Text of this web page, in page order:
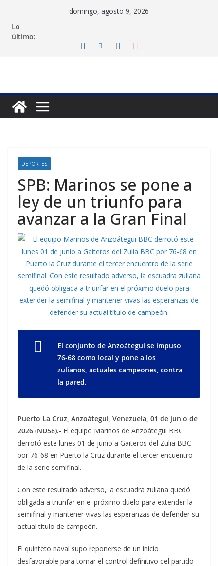
contenido
domingo, agosto 9, 2026
Lo
último:
DEPORTES
SPB: Marinos se pone a
ley de un triunfo para
avanzar a la Gran Final
El conjunto de Anzoátegui se impuso
76-68 como local y pone a los
zulianos, actuales campeones, contra
la pared.
Puerto La Cruz, Anzoátegui, Venezuela, 01 de junio de
2026 (ND58).- El equipo Marinos de Anzoátegui BBC
derrotó este lunes 01 de junio a Gaiteros del Zulia BBC
por 76-68 en Puerto la Cruz durante el tercer encuentro
de la serie semifinal.
Con este resultado adverso, la escuadra zuliana quedó
obligada a triunfar en el próximo duelo para extender la
semifinal y mantener vivas las esperanzas de defender su
actual título de campeón.
El quinteto naval supo reponerse de un inicio
desfavorable para tomar el control definitivo del partido